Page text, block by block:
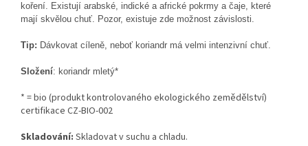
koření. Existují arabské, indické a africké pokrmy a čaje, které
mají skvělou chuť. Pozor, existuje zde možnost závislosti.
Tip: Dávkovat cíleně, neboť koriandr má velmi intenzivní chuť.
Složení: koriandr mletý*
* = bio (produkt kontrolovaného ekologického zemědělství)
certifikace CZ-BIO-002
Skladování: Skladovat v suchu a chladu.